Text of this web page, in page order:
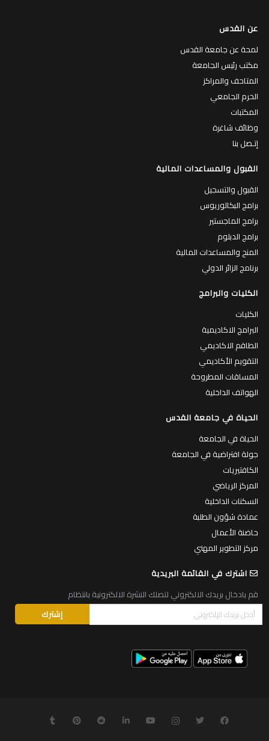
عن القدس
لمحة عن جامعة القدس
مكتب رئيس الجامعة
المتاحف والمراكز
الحرم الجامعي
المكتبات
وظائف شاغرة
إتـصل بنا
القبول والمساعدات المالية
القبول والتسجيل
برامج البكالوريوس
برامج الماجستير
برامج الدبلوم
المنح والمساعدات المالية
برنامج الزائر الدولي
الكليات والبرامج
الكليات
البرامج الاكاديمية
الطاقم الاكاديمي
التقويم الأكاديمي
المساقات المطروحة
الهواتف الداخلية
الحياة في جامعة القدس
الحياة في الجامعة
جولة افتراضية في الجامعة
الكافتيريات
المركز الرياضي
السكنات الداخلية
عمادة شؤون الطلبة
حاضنة الأعمال
مركز التطوير المهني
اشترك في القائمة البريدية
قم بادخال بريدك الالكتروني لتصلك النشرة الالكترونية بانتظام